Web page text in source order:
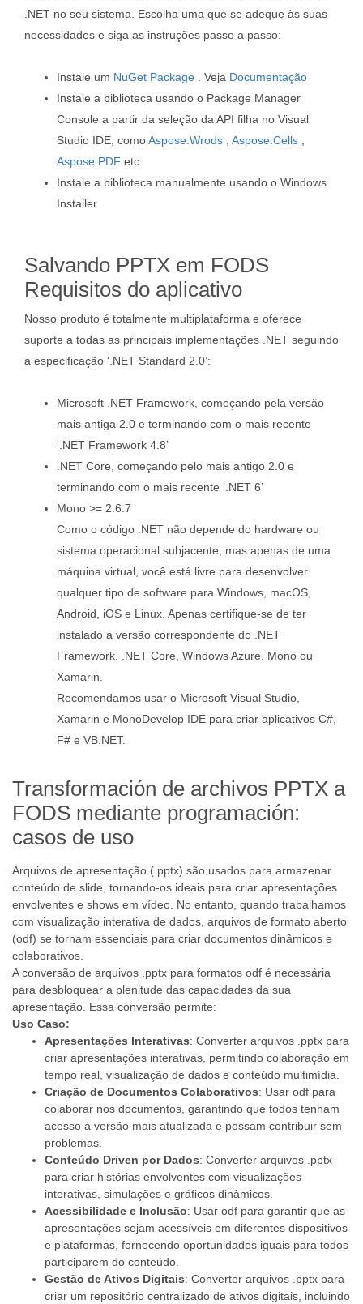
.NET no seu sistema. Escolha uma que se adeque às suas
necessidades e siga as instruções passo a passo:
Instale um NuGet Package . Veja Documentação
Instale a biblioteca usando o Package Manager
Console a partir da seleção da API filha no Visual
Studio IDE, comoAspose.Wrods Aspose.Cells
Aspose.PDF etc.
Instale a biblioteca manualmente usando o Windows
Installer
Salvando PPTX em FODS
Requisitos do aplicativo
Nosso produto é totalmente multiplataforma e oferece
suporte a todas as principais implementações .NET seguindo
a especificação ‘.NET Standard 2.0’:
Microsoft .NET Framework, começando pela versão
mais antiga 2.0 e terminando com o mais recente
‘.NET Framework 4.8’
.NET Core, começando pelo mais antigo 2.0 e
terminando com o mais recente ‘.NET 6’
Mono >= 2.6.7
Como o código .NET não depende do hardware ou
sistema operacional subjacente, mas apenas de uma
máquina virtual, você está livre para desenvolver
qualquer tipo de software para Windows, macOS,
Android, iOS e Linux. Apenas certifique-se de ter
instalado a versão correspondente do .NET
Framework, .NET Core, Windows Azure, Mono ou
Xamarin.
Recomendamos usar o Microsoft Visual Studio,
Xamarin e MonoDevelop IDE para criar aplicativos C#,
F# e VB.NET.
Transformación de archivos PPTX a
FODS mediante programación:
casos de uso
Arquivos de apresentação (.pptx) são usados para armazenar
conteúdo de slide, tornando-os ideais para criar apresentações
envolventes e shows em vídeo. No entanto, quando trabalhamos
com visualização interativa de dados, arquivos de formato aberto
(odf) se tornam essenciais para criar documentos dinâmicos e
colaborativos.
A conversão de arquivos .pptx para formatos odf é necessária
para desbloquear a plenitude das capacidades da sua
apresentação. Essa conversão permite:
Uso Caso:
Apresentações Interativas: Converter arquivos .pptx para
criar apresentações interativas, permitindo colaboração em
tempo real, visualização de dados e conteúdo multimídia.
Criação de Documentos Colaborativos: Usar odf para
colaborar nos documentos, garantindo que todos tenham
acesso à versão mais atualizada e possam contribuir sem
problemas.
Conteúdo Driven por Dados: Converter arquivos .pptx
para criar histórias envolventes com visualizações
interativas, simulações e gráficos dinâmicos.
Acessibilidade e Inclusão: Usar odf para garantir que as
apresentações sejam acessíveis em diferentes dispositivos
e plataformas, fornecendo oportunidades iguais para todos
participarem do conteúdo.
Gestão de Ativos Digitais: Converter arquivos .pptx para
criar um repositório centralizado de ativos digitais, incluindo